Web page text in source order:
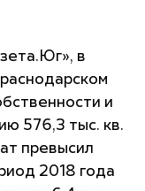
в
и
576,3 тыс. кв.
превысил
2018 года